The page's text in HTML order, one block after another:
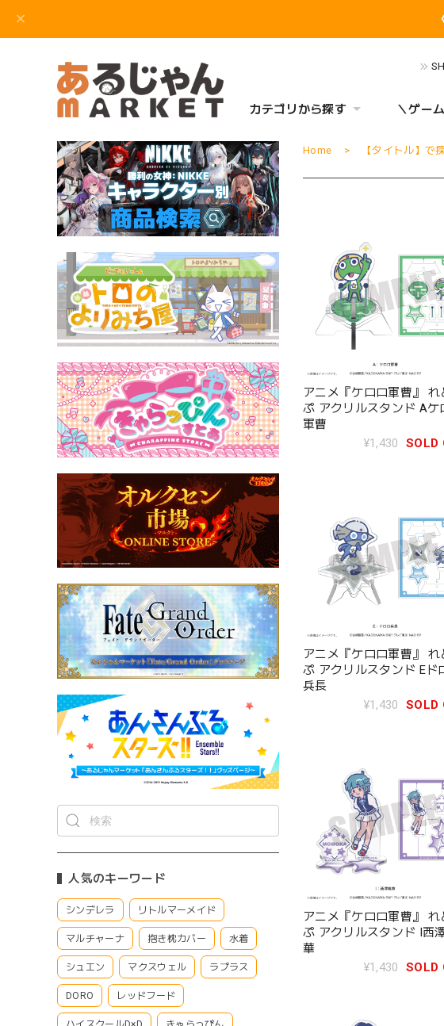
カテゴリから探す ＼ゲー
人気のキーワード
シンデレラ リトルマーメイド
マルチャーナ 抱き枕カバー 水着
シュエン マクスウェル ラプラス
DORO レッドフード
Home 【タイトル】で
アニメ『ケロロ軍曹』 れ
ぷ アクリルスタンド Aケ
軍曹
¥1,430
SOLD
アニメ『ケロロ軍曹』 れ
ぷ アクリルスタンド Eド
兵長
¥1,430
SOLD
アニメ『ケロロ軍曹』 れ
ぷ アクリルスタンド I西
華
¥1,430
SOLD